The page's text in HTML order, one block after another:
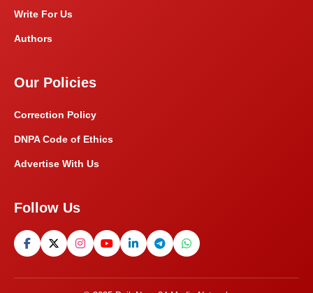
Write For Us
Authors
Our Policies
Correction Policy
DNPA Code of Ethics
Advertise With Us
Follow Us